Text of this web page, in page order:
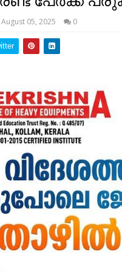
05, 2025 0